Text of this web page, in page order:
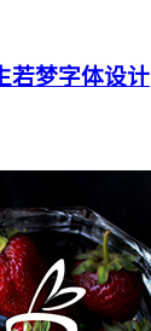
若梦字体设计